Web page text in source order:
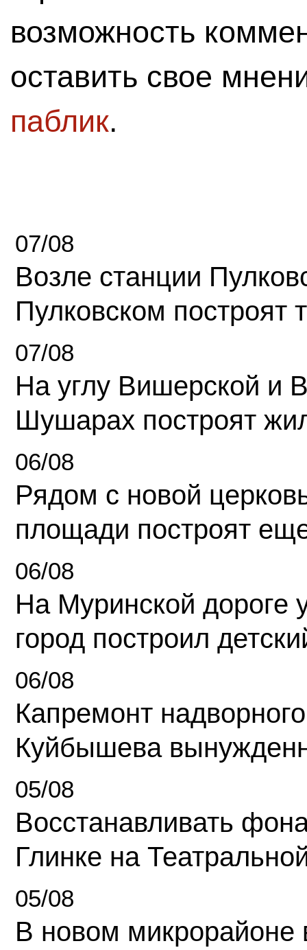
возможность
оставить свое
паблик.
07/08
Возле станции
Пулковском построят
07/08
На углу Вишерской и
Шушарах построят
06/08
Рядом с новой
площади построят
06/08
На Муринской дороге
город построил
06/08
Капремонт
Куйбышева
05/08
Восстанавливать
Глинке на
05/08
В новом микрорайоне